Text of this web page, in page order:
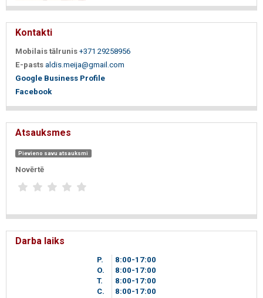
Kontakti
Mobilais tālrunis +371 29258956
E-pasts aldis.meija@gmail.com
Google Business Profile
Facebook
Atsauksmes
Pievieno savu atsauksmi
Novērtē
Darba laiks
P. 8 00-17 00
O.
8 00-17 00
T.
8 00-17 00
C.
8 00-17 00